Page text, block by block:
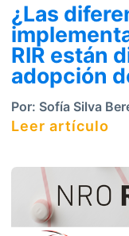
¿Las
RIR están
adopción
Por: Sofía Silva
Leer artículo